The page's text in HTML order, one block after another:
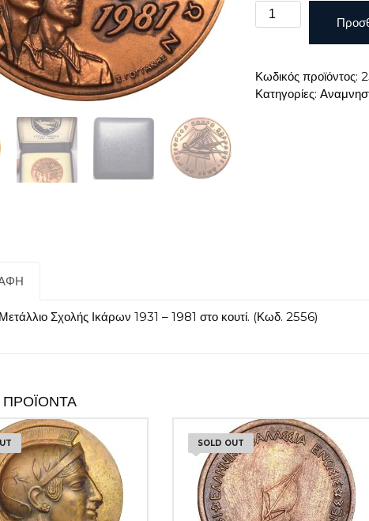
Χάλκινο
Μετάλλιο
1931
-
Κωδικός προϊόντος:
Κατηγορίες:
Σχολής Ικάρων 1931 – 1981 στο κουτί. (Κωδ. 2556)
ΠΡΟΪΌΝΤΑ
SOLD OUT